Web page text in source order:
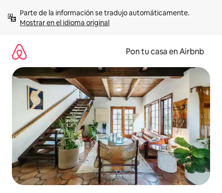
contenidoMostrar en el idioma original
Pon tu casa en Airbnb